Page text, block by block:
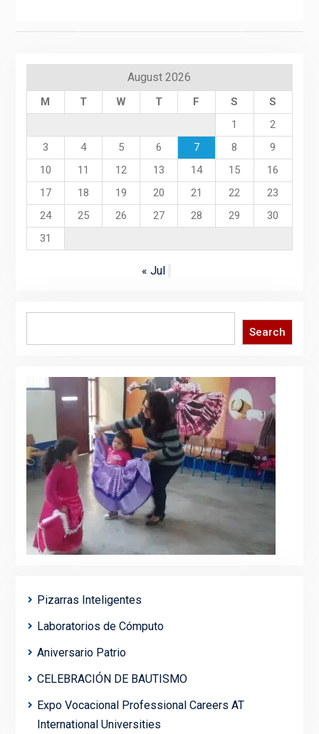
August 2026
M T W T F S
S
1
2
3
4 5 6 7 8
9
10
11 12 13 14 15
16
17
18 19 20 21 22
23
24
25 26 27 28 29
30
31
« Jul
Search
Pizarras Inteligentes
Laboratorios de Cómputo
Aniversario Patrio
CELEBRACIÓN DE BAUTISMO
Expo Vocacional Professional Careers AT
International Universities